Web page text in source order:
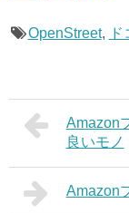
OpenStreet,
Amazon
良いモノ
Amazon